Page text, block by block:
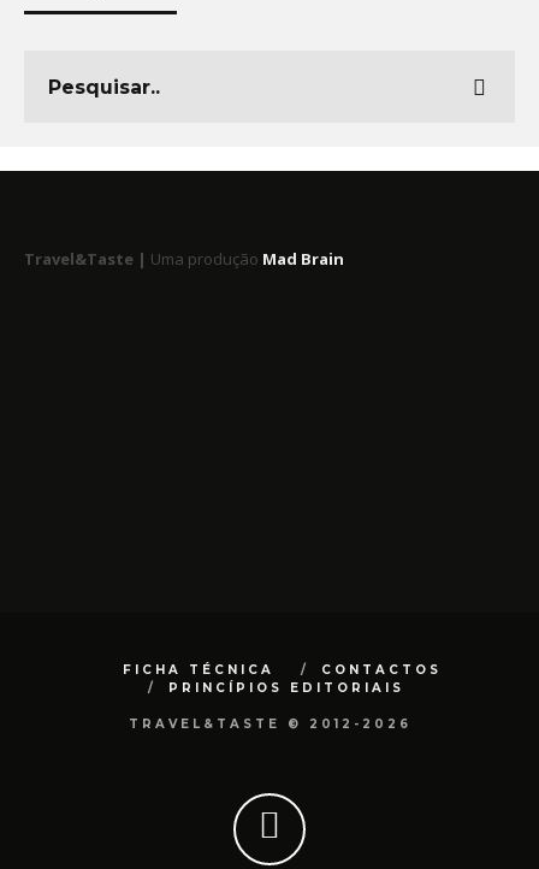
Travel&Taste | Uma produção Mad Brain
FICHA TÉCNICA
CONTACTOS
PRINCÍPIOS EDITORIAIS
TRAVEL&TASTE © 2012-2026